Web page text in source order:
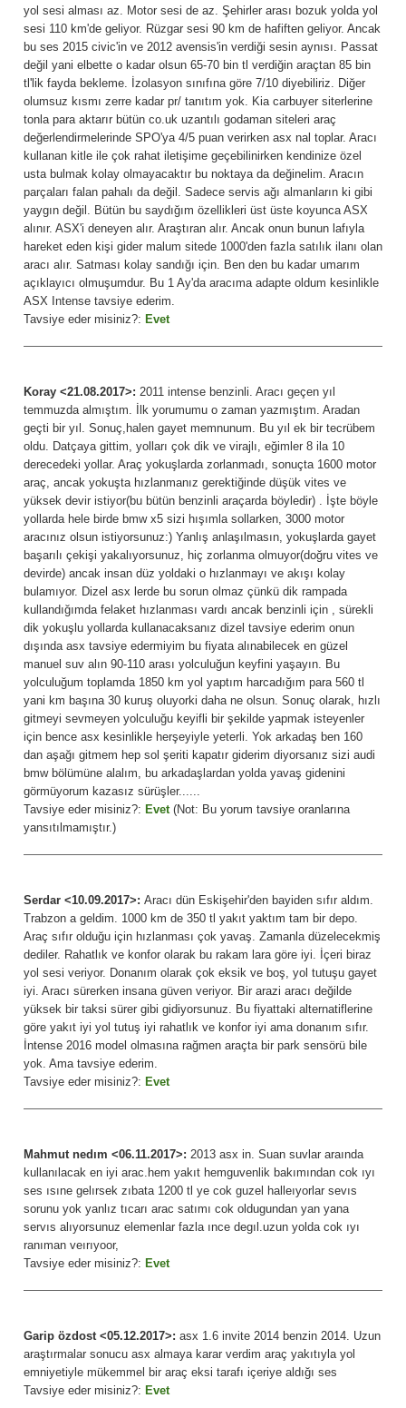
yol sesi alması az. Motor sesi de az. Şehirler arası bozuk yolda yol
sesi 110 km'de geliyor. Rüzgar sesi 90 km de hafiften geliyor. Ancak
bu ses 2015 civic'in ve 2012 avensis'in verdiği sesin aynısı. Passat
değil yani elbette o kadar olsun 65-70 bin tl verdiğin araçtan 85 bin
tl'lik fayda bekleme. İzolasyon sınıfına göre 7/10 diyebiliriz. Diğer
olumsuz kısmı zerre kadar pr/ tanıtım yok. Kia carbuyer siterlerine
tonla para aktarır bütün co.uk uzantılı godaman siteleri araç
değerlendirmelerinde SPO'ya 4/5 puan verirken asx nal toplar. Aracı
kullanan kitle ile çok rahat iletişime geçebilinirken kendinize özel
usta bulmak kolay olmayacaktır bu noktaya da değinelim. Aracın
parçaları falan pahalı da değil. Sadece servis ağı almanların ki gibi
yaygın değil. Bütün bu saydığım özellikleri üst üste koyunca ASX
alınır. ASX'i deneyen alır. Araştıran alır. Ancak onun bunun lafıyla
hareket eden kişi gider malum sitede 1000'den fazla satılık ilanı olan
aracı alır. Satması kolay sandığı için. Ben den bu kadar umarım
açıklayıcı olmuşumdur. Bu 1 Ay'da aracıma adapte oldum kesinlikle
ASX Intense tavsiye ederim.
Tavsiye eder misiniz?: Evet
Koray <21.08.2017>: 2011 intense benzinli. Aracı geçen yıl
temmuzda almıştım. İlk yorumumu o zaman yazmıştım. Aradan
geçti bir yıl. Sonuç,halen gayet memnunum. Bu yıl ek bir tecrübem
oldu. Datçaya gittim, yolları çok dik ve virajlı, eğimler 8 ila 10
derecedeki yollar. Araç yokuşlarda zorlanmadı, sonuçta 1600 motor
araç, ancak yokuşta hızlanmanız gerektiğinde düşük vites ve
yüksek devir istiyor(bu bütün benzinli araçarda böyledir) . İşte böyle
yollarda hele birde bmw x5 sizi hışımla sollarken, 3000 motor
aracınız olsun istiyorsunuz:) Yanlış anlaşılmasın, yokuşlarda gayet
başarılı çekişi yakalıyorsunuz, hiç zorlanma olmuyor(doğru vites ve
devirde) ancak insan düz yoldaki o hızlanmayı ve akışı kolay
bulamıyor. Dizel asx lerde bu sorun olmaz çünkü dik rampada
kullandığımda felaket hızlanması vardı ancak benzinli için , sürekli
dik yokuşlu yollarda kullanacaksanız dizel tavsiye ederim onun
dışında asx tavsiye edermiyim bu fiyata alınabilecek en güzel
manuel suv alın 90-110 arası yolculuğun keyfini yaşayın. Bu
yolculuğum toplamda 1850 km yol yaptım harcadığım para 560 tl
yani km başına 30 kuruş oluyorki daha ne olsun. Sonuç olarak, hızlı
gitmeyi sevmeyen yolculuğu keyifli bir şekilde yapmak isteyenler
için bence asx kesinlikle herşeyiyle yeterli. Yok arkadaş ben 160
dan aşağı gitmem hep sol şeriti kapatır giderim diyorsanız sizi audi
bmw bölümüne alalım, bu arkadaşlardan yolda yavaş gidenini
görmüyorum kazasız sürüşler......
Tavsiye eder misiniz?: Evet (Not: Bu yorum tavsiye oranlarına
yansıtılmamıştır.)
Serdar <10.09.2017>: Aracı dün Eskişehir'den bayiden sıfır aldım.
Trabzon a geldim. 1000 km de 350 tl yakıt yaktım tam bir depo.
Araç sıfır olduğu için hızlanması çok yavaş. Zamanla düzelecekmiş
dediler. Rahatlık ve konfor olarak bu rakam lara göre iyi. İçeri biraz
yol sesi veriyor. Donanım olarak çok eksik ve boş, yol tutuşu gayet
iyi. Aracı sürerken insana güven veriyor. Bir arazi aracı değilde
yüksek bir taksi sürer gibi gidiyorsunuz. Bu fiyattaki alternatiflerine
göre yakıt iyi yol tutuş iyi rahatlık ve konfor iyi ama donanım sıfır.
İntense 2016 model olmasına rağmen araçta bir park sensörü bile
yok. Ama tavsiye ederim.
Tavsiye eder misiniz?: Evet
Mahmut nedım <06.11.2017>: 2013 asx in. Suan suvlar araında
kullanılacak en iyi arac.hem yakıt hemguvenlik bakımından cok ıyı
ses ısıne gelırsek zıbata 1200 tl ye cok guzel halleıyorlar sevıs
sorunu yok yanlız tıcarı arac satımı cok oldugundan yan yana
servıs alıyorsunuz elemenlar fazla ınce degıl.uzun yolda cok ıyı
ranıman veırıyoor,
Tavsiye eder misiniz?: Evet
Garip özdost <05.12.2017>: asx 1.6 invite 2014 benzin 2014. Uzun
araştırmalar sonucu asx almaya karar verdim araç yakıtıyla yol
emniyetiyle mükemmel bir araç eksi tarafı içeriye aldığı ses
Tavsiye eder misiniz?: Evet